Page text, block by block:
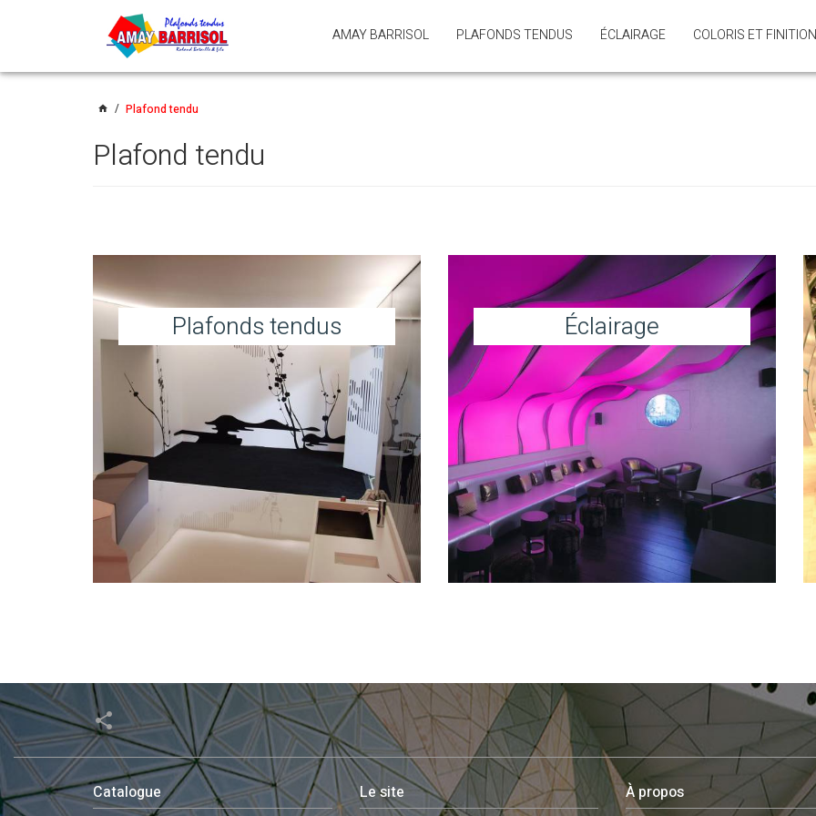
PASSER
MENU
AMAY BARRISOL PLAFONDS TENDUS ÉCLAIRAGE COLORIS ET
home Plafond tendu
Plafond tendu
Plafonds tendus Éclairage
share
Catalogue Le site À propos